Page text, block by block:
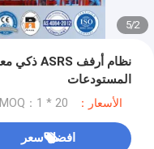
2
/
5
المستودعات
الأسعار：USD$0.85/KG MOQ：1 * 20 قدم
افضل سعر